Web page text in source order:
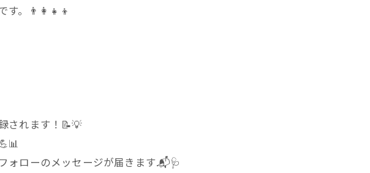
す。👨‍👩‍👧‍👦
されます！📝💡
ォローのメッセージが届きます.📬🩺